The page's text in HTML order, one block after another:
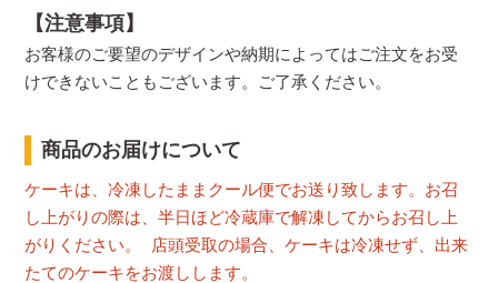
【注意事項】
お客様のご要望のデザインや納期によってはご注文をお受
けできないこともございます。ご了承ください。
商品のお届けについて
ケーキは、冷凍したままクール便でお送り致します。お召
し上がりの際は、半日ほど冷蔵庫で解凍してからお召し上
がりください。 店頭受取の場合、ケーキは冷凍せず、出来
たてのケーキをお渡しします。